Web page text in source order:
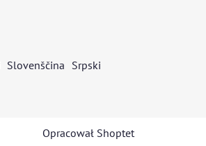
Slovenščina Srpski
Opracował Shoptet